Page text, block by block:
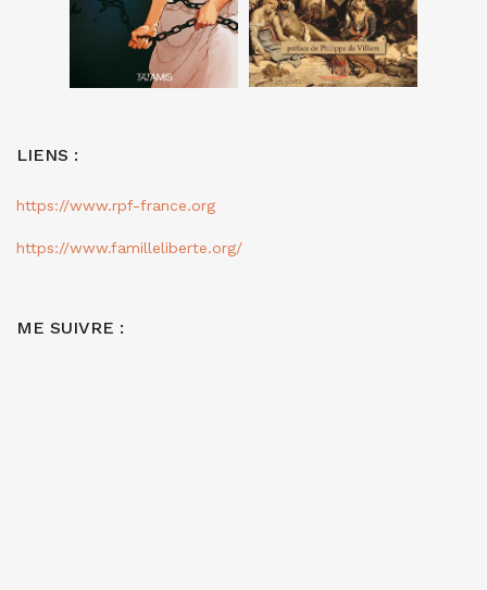
LIENS :
https://www.rpf-france.org
https://www.familleliberte.org/
ME SUIVRE :